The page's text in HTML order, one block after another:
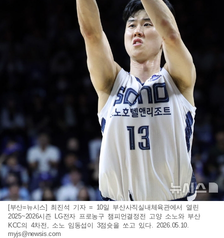
[부산=뉴시스] 최진석 기자 = 10일 부산사직실내체육관에서 열린
2025~2026시즌 LG전자 프로농구 챔피언결정전 고양 소노와 부산
KCC의 4차전, 소노 임동섭이 3점슛을 쏘고 있다. 2026.05.10.
myjs@newsis.com